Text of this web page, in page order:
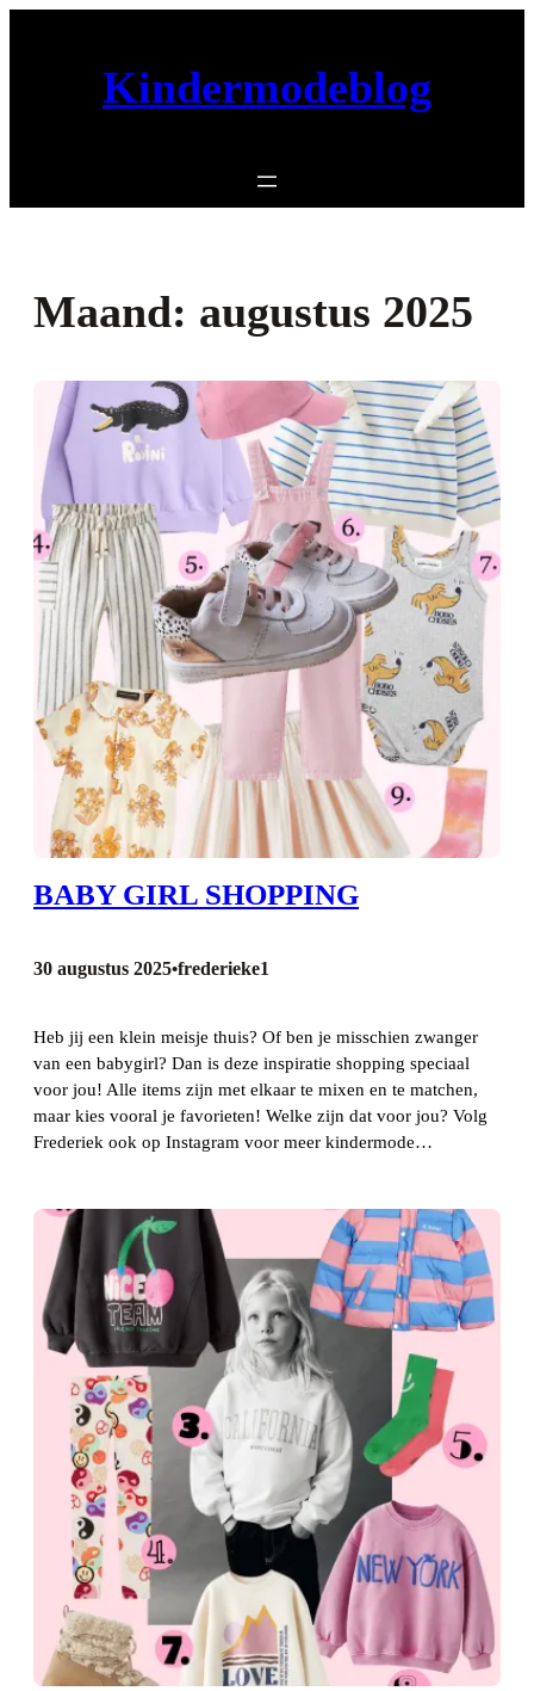
Kindermodeblog
Maand: augustus 2025
BABY GIRL SHOPPING
30 augustus 2025•frederieke1
Heb jij een klein meisje thuis? Of ben je misschien zwanger
van een babygirl? Dan is deze inspiratie shopping speciaal
voor jou! Alle items zijn met elkaar te mixen en te matchen,
maar kies vooral je favorieten! Welke zijn dat voor jou? Volg
Frederiek ook op Instagram voor meer kindermode…